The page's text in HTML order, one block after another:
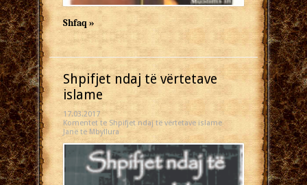
Shfaq »
Shpifjet ndaj të vërtetave
islame
17.03.2017
Komentet te Shpifjet ndaj të vërtetave islame
Janë të Mbyllura